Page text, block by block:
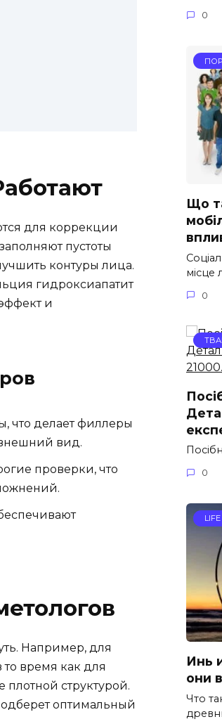
для коррекции
пустоты
контуры лица.
гидроксиапатит
и
что делает филлеры
вид.
проверки, что
Например, для
время как для
структурой.
оптимальный
0
Що
місце
0
0
LIFE
Инь
они
Что